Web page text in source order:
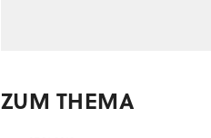
ZUM THEMA